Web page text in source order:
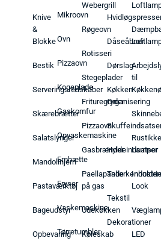
Knive
&
Blokke
Bestik
Serveringsredskaber
Skærebrætter
Salatslynger
Mandolinjern
Pastaværktøj
Bageudstyr
Opbevaring
Mikroovn
Ovn
Pizzaovn
Kogeplade
Gaskomfur
Opvaskemaskine
Emhætte
Fryser
Vaskemaskine
Tørretumbler
Webergrill
Røgeovn
Rotisseri
Stegeplader
Frituregryder
Pizzaovn
Gasbrænder
Paellapande
på gas
Udekøkken
Køleskab
Dåseåbner
Dørslag
Køkken
Organisering
Hyldeindsatser
Tekstil
Dekorationer
til
Rustikke
Lamper
Look
LED